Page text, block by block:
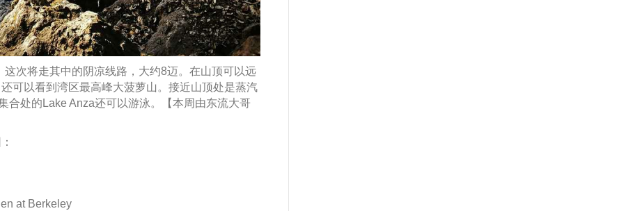
次将走其中的阴凉线路，大约8迈。在山顶可以远
可以看到湾区最高峰大菠萝山。接近山顶处是蒸汽
合处的Lake Anza还可以游泳。【本周由东流大哥
at Berkeley